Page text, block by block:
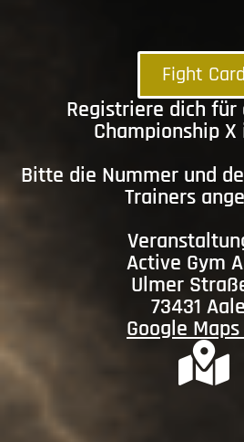
Fight Card
Registriere dich
Championship X
Bitte die Nummer und
Trainers
Active Gym
Ulmer
73431
Google